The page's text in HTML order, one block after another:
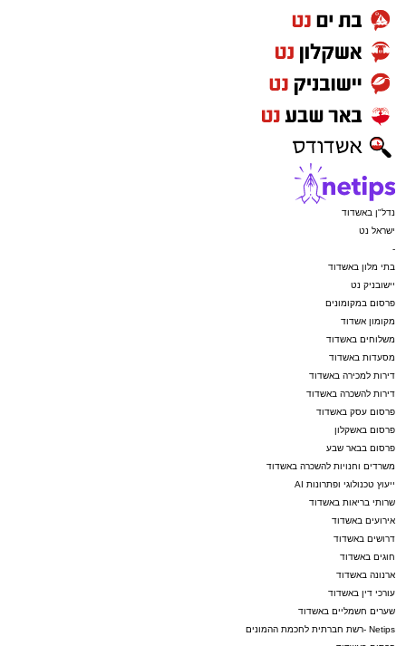
נדל"ן באשדוד
ישראל נט
-
בתי מלון באשדוד
יישובניק נט
פרסום במקומונים
מקומון אשדוד
משלוחים באשדוד
מסעדות באשדוד
דירות למכירה באשדוד
דירות להשכרה באשדוד
פרסום עסק באשדוד
פרסום באשקלון
פרסום בבאר שבע
משרדים וחנויות להשכרה באשדוד
ייעוץ טכנולוגי ופתרונות AI
שרותי בריאות באשדוד
אירועים באשדוד
דרושים באשדוד
חוגים באשדוד
ארנונה באשדוד
עורכי דין באשדוד
שערים חשמליים באשדוד
Netips -רשת חברתית לחכמת ההמונים